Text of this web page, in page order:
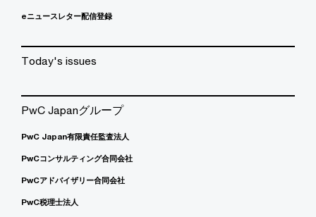
eニュースレター配信登録
Today's issues
PwC Japanグループ
PwC Japan有限責任監査法人
PwCコンサルティング合同会社
PwCアドバイザリー合同会社
PwC税理士法人